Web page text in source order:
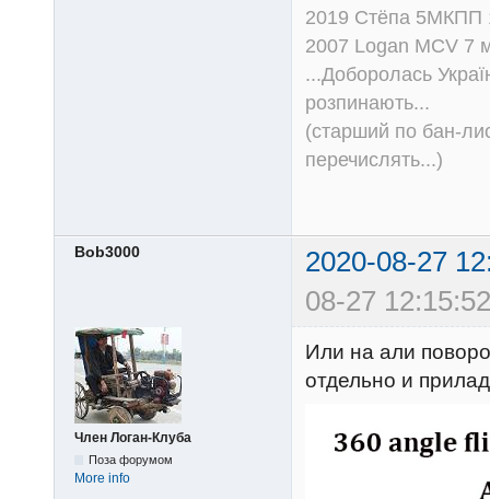
2019 Стёпа
2007 Logan MCV 7
...Доборолась
розпинають...
(старший по бан-
перечислять...)
Bob3000
2020-08-27
08-27
Член Логан-Клуба
Поза форумом
More info
Или на али
отдельно и